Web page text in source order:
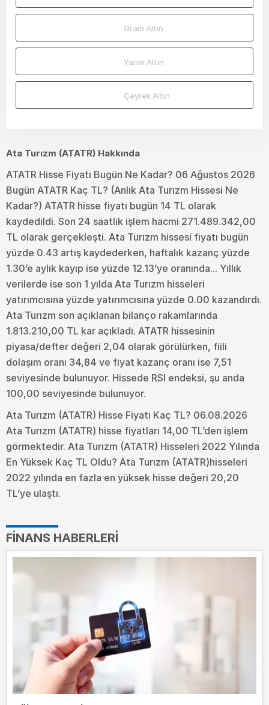
Gram Altın
Yarım Altın
Çeyrek Altın
Ata Turızm (ATATR) Hakkında
ATATR Hisse Fiyatı Bugün Ne Kadar? 06 Ağustos 2026
Bugün ATATR Kaç TL? (Anlık Ata Turızm Hissesi Ne
Kadar?) ATATR hisse fiyatı bugün 14 TL olarak
kaydedildi. Son 24 saatlik işlem hacmi 271.489.342,00
TL olarak gerçekleşti. Ata Turızm hissesi fiyatı bugün
yüzde 0.43 artış kaydederken, haftalık kazanç yüzde
1.30’e aylık kayıp ise yüzde 12.13’ye oranında... Yıllık
verilerde ise son 1 yılda Ata Turızm hisseleri
yatırımcısına yüzde yatırımcısına yüzde 0.00 kazandırdı.
Ata Turızm son açıklanan bilanço rakamlarında
1.813.210,00 TL kar açıkladı. ATATR hissesinin
piyasa/defter değeri 2,04 olarak görülürken, fiili
dolaşım oranı 34,84 ve fiyat kazanç oranı ise 7,51
seviyesinde bulunuyor. Hissede RSI endeksi, şu anda
100,00 seviyesinde bulunuyor.
Ata Turızm (ATATR) Hisse Fiyatı Kaç TL? 06.08.2026
Ata Turızm (ATATR) hisse fiyatları 14,00 TL’den işlem
görmektedir. Ata Turızm (ATATR) Hisseleri 2022 Yılında
En Yüksek Kaç TL Oldu? Ata Turızm (ATATR)hisseleri
2022 yılında en fazla en yüksek hisse değeri 20,20
TL’ye ulaştı.
FINANS HABERLERI